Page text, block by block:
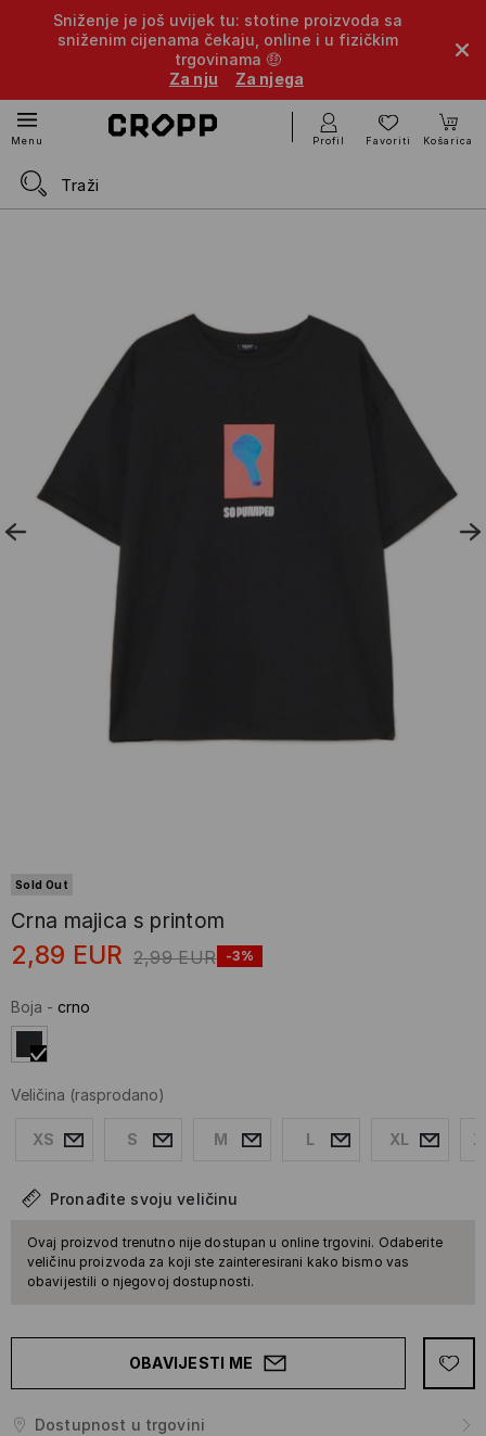
Sniženje je još uvijek tu: stotine proizvoda sa
sniženim cijenama čekaju, online i u fizičkim
trgovinama 🤑
Za nju
Za njega
Menu Profil Favoriti Košarica
Sold Out
Crna majica s printom
2,89 EUR 2,99 EUR -3%
Boja - crno
Veličina (rasprodano)
XS S M L XL
Pronađite svoju veličinu
Ovaj proizvod trenutno nije dostupan u online trgovini. Odaberite
veličinu proizvoda za koji ste zainteresirani kako bismo vas
obavijestili o njegovoj dostupnosti.
OBAVIJESTI ME
Dostupnost u trgovini